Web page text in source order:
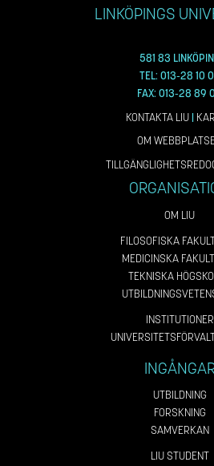
LINKÖPINGS
581 83
TEL: 013-28 10
FAX: 013-28 89
KONTAKTA LIU|
OM
OM LIU
FILOSOFISKA
MEDICINSKA
TEKNISKA
INSTITUTIONER
UTBILDNING
FORSKNING
SAMVERKAN
LIU STUDENT